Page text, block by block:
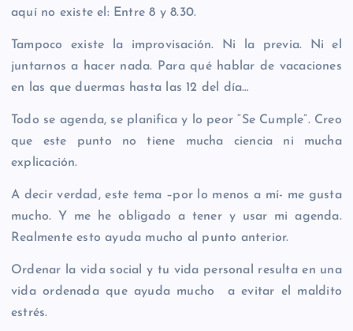
aquí no existe el: Entre 8 y 8.30.
Tampoco existe la improvisación. Ni la previa. Ni el
juntarnos a hacer nada. Para qué hablar de vacaciones
en las que duermas hasta las 12 del día…
Todo se agenda, se planifica y lo peor “Se Cumple”. Creo
que este punto no tiene mucha ciencia ni mucha
explicación.
A decir verdad, este tema –por lo menos a mí- me gusta
mucho. Y me he obligado a tener y usar mi agenda.
Realmente esto ayuda mucho al punto anterior.
Ordenar la vida social y tu vida personal resulta en una
vida ordenada que ayuda mucho a evitar el maldito
estrés.